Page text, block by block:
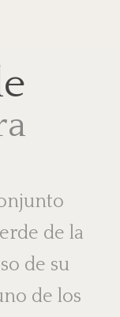
de la
de su
de los